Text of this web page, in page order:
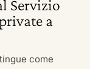
Servizio
a
come